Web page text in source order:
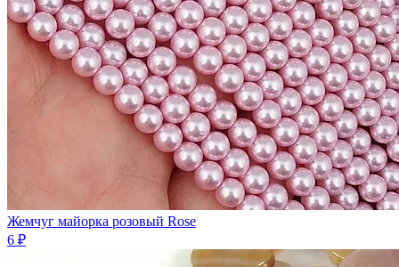
Жемчуг майорка розовый Rose
6 ₽